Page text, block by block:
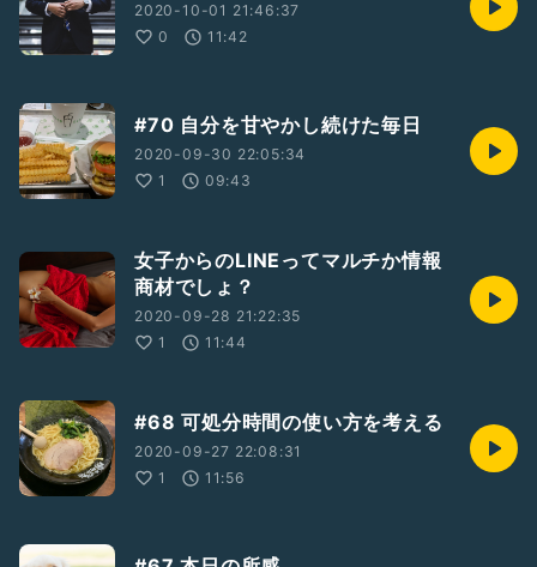
2020-10-01 21:46:37
0
11:42
#70 自分を甘やかし続けた毎日
2020-09-30 22:05:34
1
09:43
女子からのLINEってマルチか情報
商材でしょ？
2020-09-28 21:22:35
1
11:44
#68 可処分時間の使い方を考える
2020-09-27 22:08:31
1
11:56